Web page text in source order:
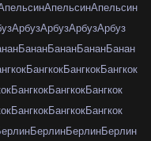
АпельсинАпельсин
АрбузАрбузАрбузАрбуз
БананБананБананБанан
БангкокБангкокБангкок
БангкокБангкокБангкок
БангкокБангкокБангкок
БерлинБерлинБерлин